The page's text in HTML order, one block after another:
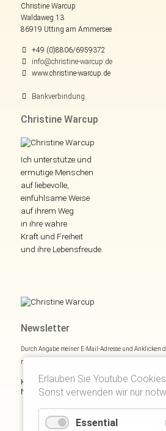
Christine Warcup
Waldaweg 13
86919 Utting am Ammersee
+49 (0)8806/6959372
info@christine-warcup.de
www.christine-warcup.de
Bankverbindung
Christine Warcup
Ich unterstütze und
ermutige Menschen
auf liebevolle,
einfühlsame Weise
auf ihrem Weg
in ihre wahre
Kraft und Freiheit
und ihre Lebensfreude.
Newsletter
Durch Angabe meiner E-Mail-Adresse und Anklicken
mich mit
Kostenloses E- und Audiobook &
Newsletter:
Erlauben Sie Youtube
Sonst verwenden wir nur
Essential